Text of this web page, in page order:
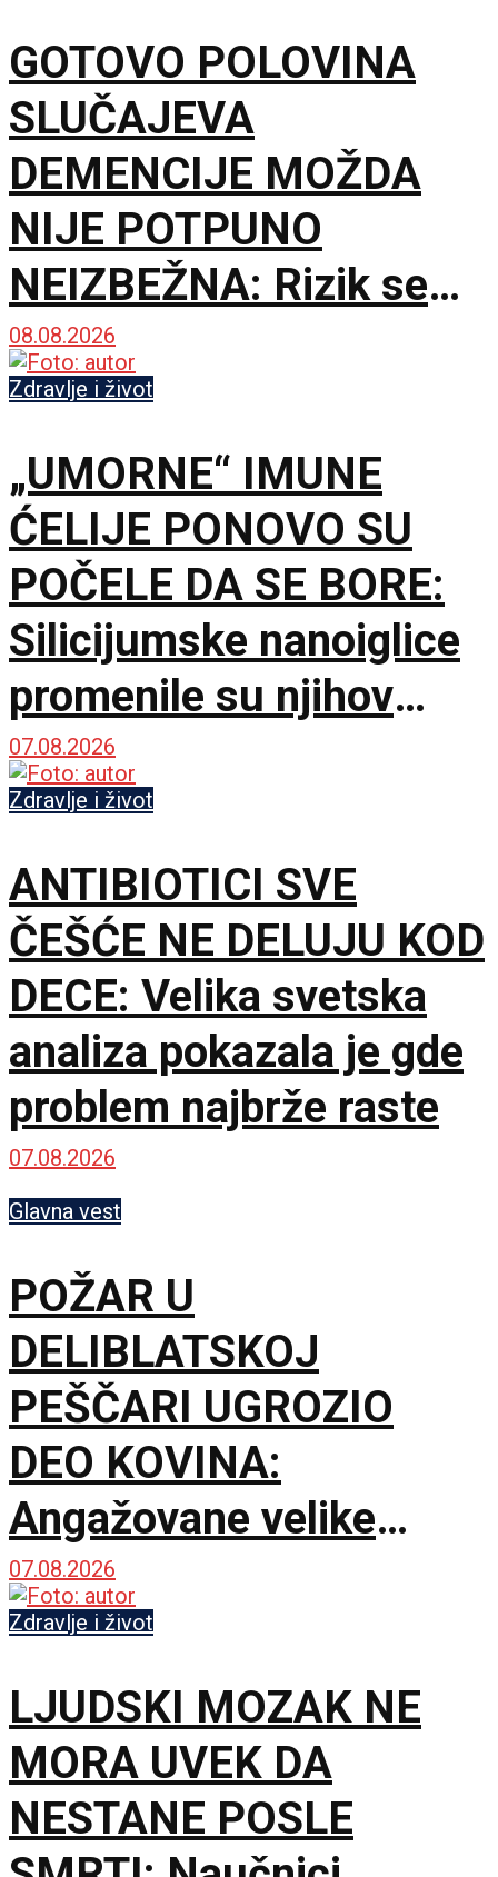
GOTOVO POLOVINA
SLUČAJEVA
DEMENCIJE MOŽDA
NIJE POTPUNO
NEIZBEŽNA: Rizik se
gradi mnogo pre
starosti
08.08.2026
Zdravlje i život
„UMORNE“ IMUNE
ĆELIJE PONOVO SU
POČELE DA SE BORE:
Silicijumske nanoiglice
promenile su njihov
unutrašnji program
07.08.2026
Zdravlje i život
ANTIBIOTICI SVE
ČEŠĆE NE DELUJU KOD
DECE: Velika svetska
analiza pokazala je gde
problem najbrže raste
07.08.2026
Glavna vest
POŽAR U
DELIBLATSKOJ
PEŠČARI UGROZIO
DEO KOVINA:
Angažovane velike
snage za zaštitu
imovine i prirodnih
resursa
07.08.2026
Zdravlje i život
LJUDSKI MOZAK NE
MORA UVEK DA
NESTANE POSLE